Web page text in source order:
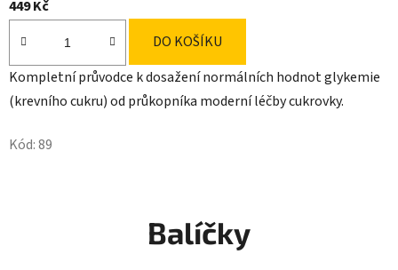
449 Kč
DO KOŠÍKU
Kompletní průvodce k dosažení normálních hodnot glykemie
(krevního cukru) od průkopníka moderní léčby cukrovky.
Kód:89
Balíčky